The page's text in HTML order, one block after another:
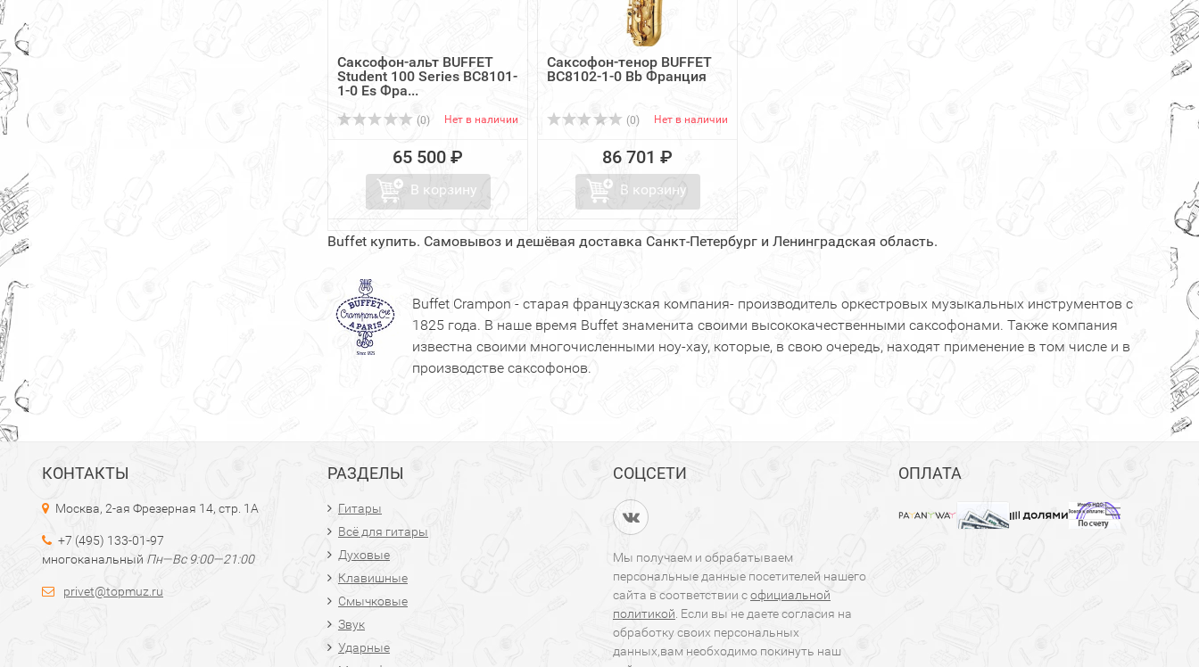
Саксофон-альт BUFFET
Student 100 Series BC8101-
1-0 Es Фра...
(0) Нет в наличии
65 500 ₽
В корзину
Саксофон-тенор BUFFET
BC8102-1-0 Bb Франция
(0) Нет в наличии
86 701 ₽
В корзину
Buffet купить. Самовывоз и дешёвая доставка Санкт-Петербург и Ленинградская область.
Buffet Crampon - старая французская компания- производитель оркестровых музыкальных инструментов с
1825 года. В наше время Buffet знаменита своими высококачественными саксофонами. Также компания
известна своими многочисленными ноу-хау, которые, в свою очередь, находят применение в том числе и в
производстве саксофонов.
КОНТАКТЫ
Москва, 2-ая Фрезерная 14, стр. 1А
+7 (495) 133-01-97
многоканальный Пн—Вс 9:00—21:00
privet@topmuz.ru
РАЗДЕЛЫ
Гитары
Всё для гитары
Духовые
Клавишные
Смычковые
Звук
Ударные
СОЦСЕТИ
Мы получаем и обрабатываем
персональные данные посетителей нашего
сайта в соответствии софициальной
политикой . Если вы не даете согласия на
обработку своих персональных
данных,вам необходимо покинуть наш
ОПЛАТА